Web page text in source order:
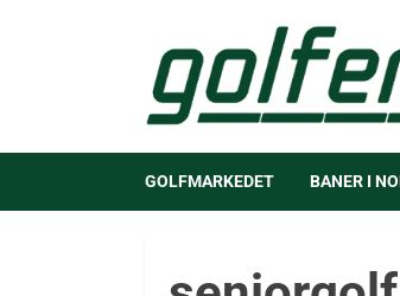
GOLFMARKEDET BANER I